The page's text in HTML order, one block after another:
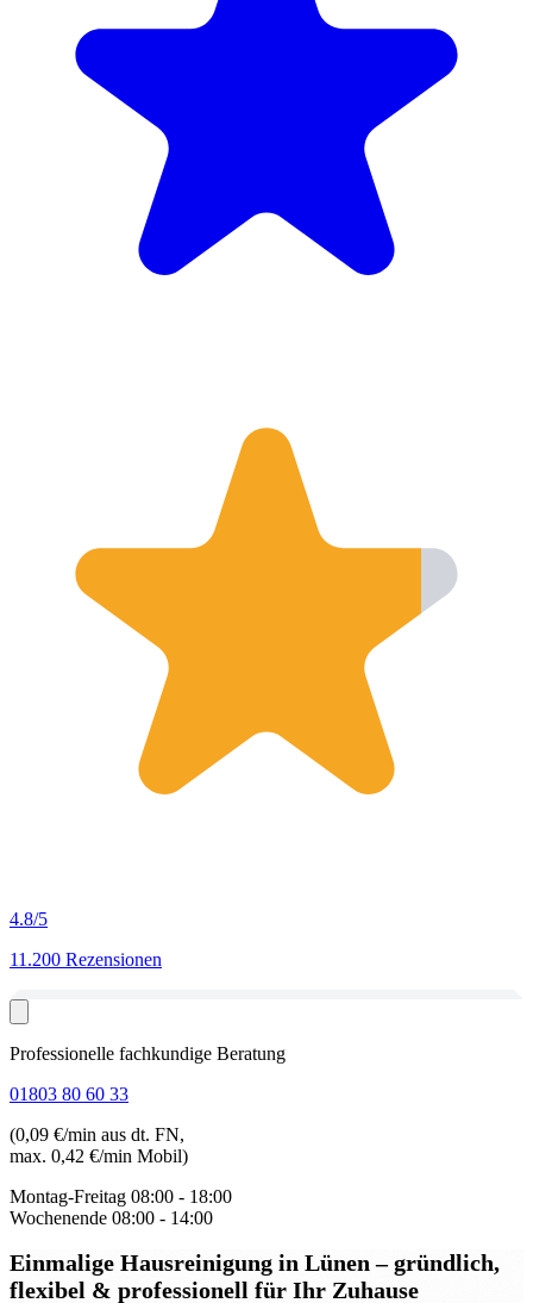
4.8/5
11.200 Rezensionen
Professionelle fachkundige Beratung
01803 80 60 33
(0,09 €/min aus dt. FN,
max. 0,42 €/min Mobil)
Montag-Freitag 08:00 - 18:00
Wochenende 08:00 - 14:00
Einmalige Hausreinigung in Lünen– gründlich,
flexibel & professionell für Ihr Zuhause